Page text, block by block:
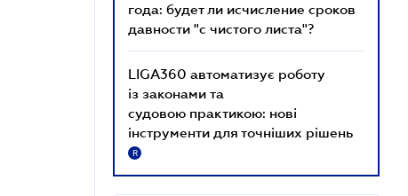
года: будет ли исчисление сроков
давности "с чистого листа"?
LIGA360 автоматизує роботу
із законами та
судовою практикою: нові
інструменти для точніших рішень
R